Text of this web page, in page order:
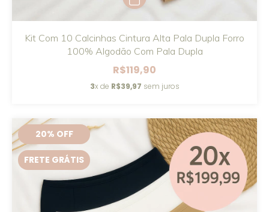
Kit Com 10 Calcinhas Cintura Alta Pala Dupla Forro
100% Algodão Com Pala Dupla
R$119,90
3x de R$39,97 sem juros
20% OFF
FRETE GRÁTIS